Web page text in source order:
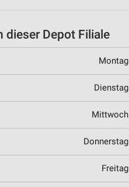
dieser Depot Filiale
Montag
Dienstag
Mittwoch
Donnerstag
Freitag